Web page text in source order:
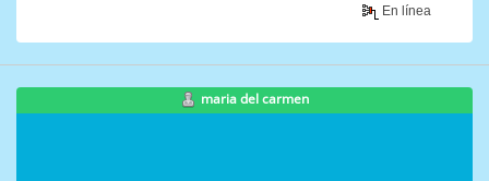
En línea
maria del carmen